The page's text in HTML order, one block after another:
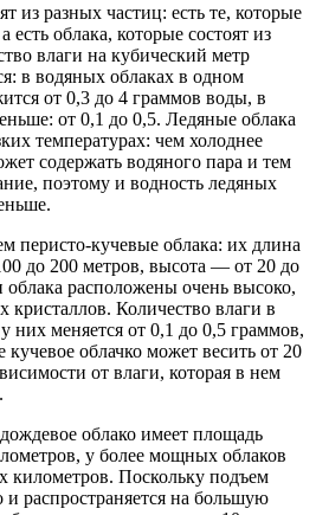
из разных частиц: есть те, которые
есть облака, которые состоят из
влаги на кубический метр
в водяных облаках в одном
от 0,3 до 4 граммов воды, в
от 0,1 до 0,5. Ледяные облака
температурах: чем холоднее
содержать водяного пара и тем
поэтому и водность ледяных
перисто-кучевые облака: их длина
до 200 метров, высота — от 20 до
облака расположены очень высоко,
кристаллов. Количество влаги в
них меняется от 0,1 до 0,5 граммов,
кучевое облачко может весить от 20
от влаги, которая в нем
облако имеет площадь
у более мощных облаков
километров. Поскольку подъем
и распространяется на большую